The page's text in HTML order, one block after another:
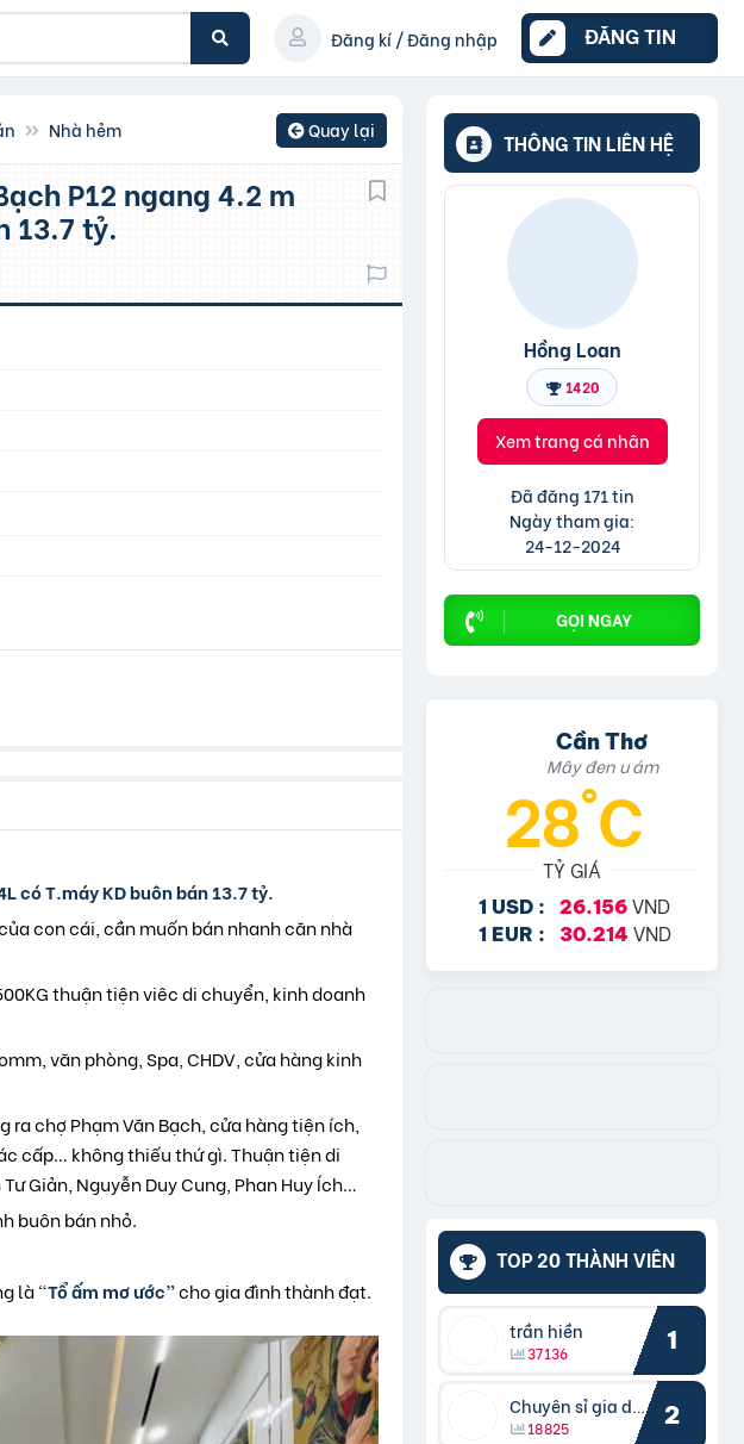
Đăng kí / Đăng nhập ĐĂNG TIN
Nhà hẻm Quay lại
13.7 tỷ.
có T.máy KD buôn bán 13.7 tỷ.
con cái, cần muốn bán nhanh căn nhà
thuận tiện viêc di chuyển, kinh doanh
văn phòng, Spa, CHDV, cửa hàng kinh
chợ Phạm Văn Bạch, cửa hàng tiện ích,
cấp… không thiếu thứ gì. Thuận tiện di
Giản, Nguyễn Duy Cung, Phan Huy Ích…
buôn bán nhỏ.
là “Tổ ấm mơ ước”cho gia đình thành đạt.
THÔNG TIN LIÊN HỆ
Hồng Loan
1420
Xem trang cá nhân
Đã đăng 171 tin
Ngày tham gia:
24-12-2024
GỌI NGAY
Cần Thơ
Mây đen u ám
28°C
TỶ GIÁ
1 USD : 26.156 VND
1 EUR : 30.214 VND
TOP 20 THÀNH VIÊN
trần hiền
37136 1
Chuyên sỉ gia dụng
18825 2